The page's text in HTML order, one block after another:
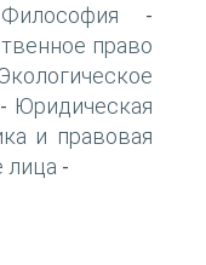
Философия -
право
- Юридическая
и правовая
лица -